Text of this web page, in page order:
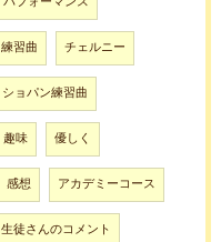
練習曲 チェルニー
ショパン練習曲
趣味 優しく
感想 アカデミーコース
生徒さんのコメント